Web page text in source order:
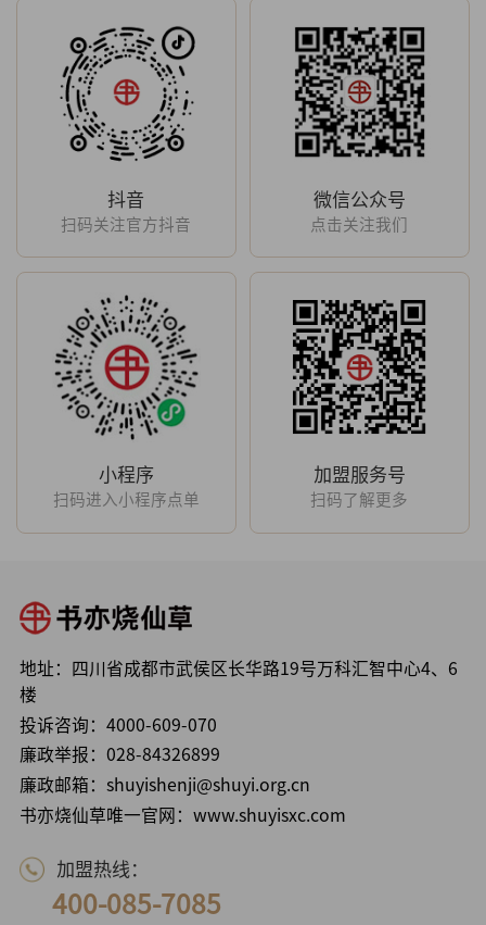
抖音
扫码关注官方抖音
微信公众号
点击关注我们
小程序
扫码进入小程序点单
加盟服务号
扫码了解更多
地址：四川省成都市武侯区长华路19号万科汇智中心4、6
楼
投诉咨询： 4000-609-070
廉政举报： 028-84326899
廉政邮箱：shuyishenji@shuyi.org.cn
书亦烧仙草唯一官网：www.shuyisxc.com
加盟热线：
400-085-7085